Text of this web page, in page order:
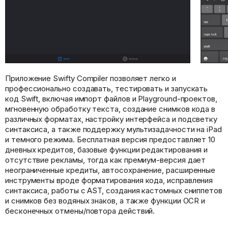
Приложение Swifty Compiler позволяет легко и
профессионально создавать, тестировать и запускать
код Swift, включая импорт файлов и Playground-проектов,
мгновенную обработку текста, создание снимков кода в
различных форматах, настройку интерфейса и подсветку
синтаксиса, а также поддержку мультизадачности на iPad
и темного режима. Бесплатная версия предоставляет 10
дневных кредитов, базовые функции редактирования и
отсутствие рекламы, тогда как премиум-версия дает
неограниченные кредиты, автосохранение, расширенные
инструменты вроде форматирования кода, исправления
синтаксиса, работы с AST, создания кастомных сниппетов
и снимков без водяных знаков, а также функции OCR и
бесконечных отмены/повтора действий.